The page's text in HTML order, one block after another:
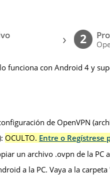
› 2
funciona con Android 4 y
de OpenVPN
OCULTO. Entre o Regístrese
un archivo .ovpn de la PC
a la PC. Vaya a la